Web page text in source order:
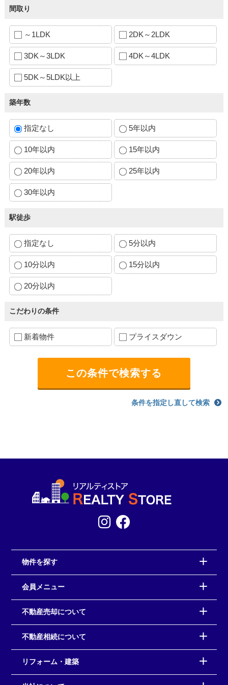
間取り
～1LDK 2DK～2LDK
3DK～3LDK 4DK～4LDK
5DK～5LDK以上
築年数
指定なし 5年以内
10年以内 15年以内
20年以内 25年以内
30年以内
駅徒歩
指定なし 5分以内
10分以内 15分以内
20分以内
こだわりの条件
新着物件 プライスダウン
条件を指定し直して検索
物件を探す
会員メニュー
不動産売却について
不動産相続について
リフォーム・建築